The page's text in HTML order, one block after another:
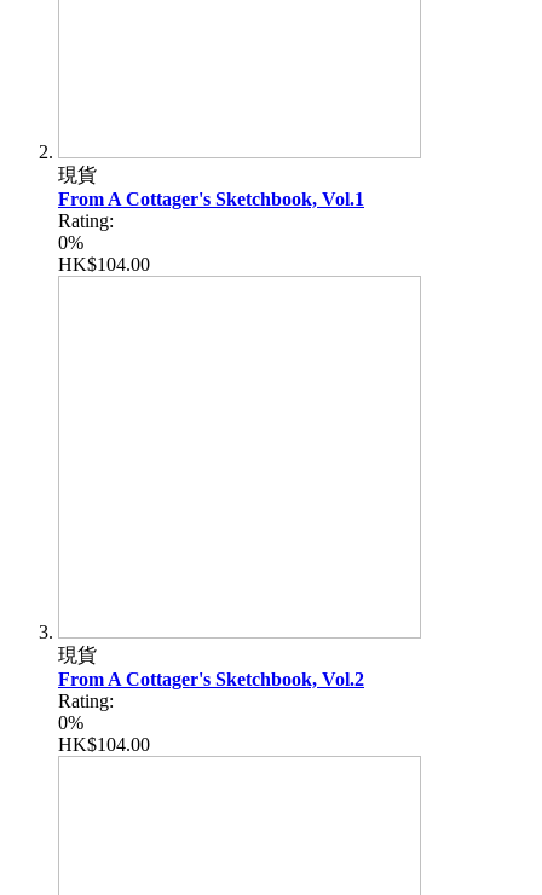
現貨
From A Cottager's Sketchbook, Vol.1
Rating:
0%
HK$104.00
現貨
From A Cottager's Sketchbook, Vol.2
Rating:
0%
HK$104.00